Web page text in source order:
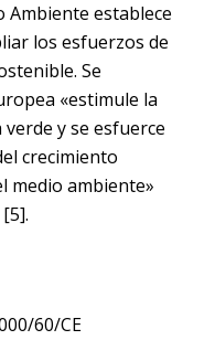
Ambiente establece
los esfuerzos de
Se
«estimule la
y se esfuerce
crecimiento
medio ambiente»
60/CE